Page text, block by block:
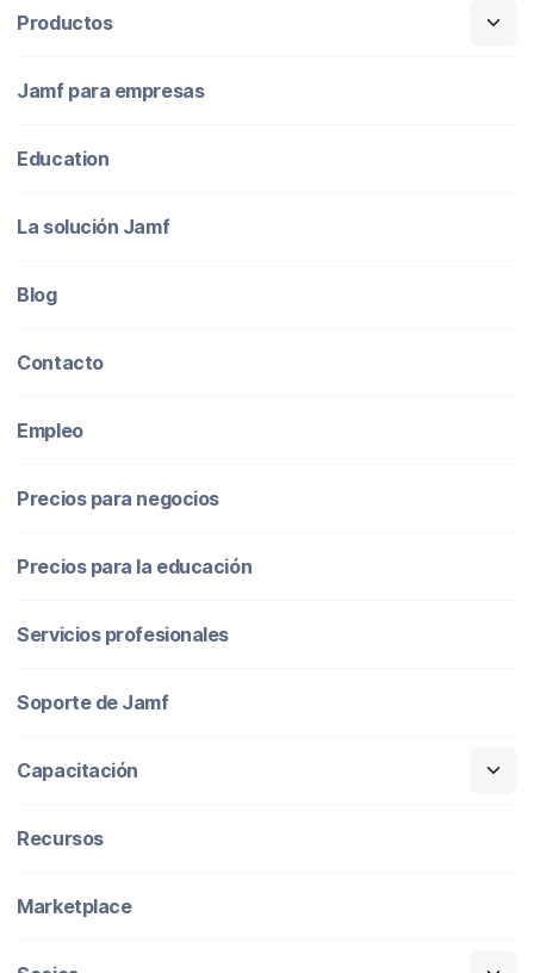
Productos
Jamf para empresas
Education
La solución Jamf
Blog
Contacto
Empleo
Precios para negocios
Precios para la educación
Servicios profesionales
Soporte de Jamf
Capacitación
Recursos
Marketplace